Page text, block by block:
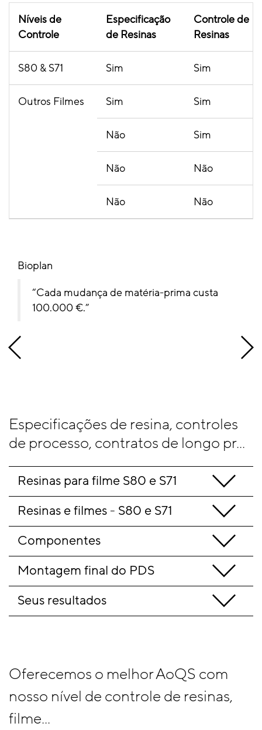
Níveis de
Controle
Especificação
de Resinas
Controle de
Resinas
S80 & S71 Sim Sim
Outros Filmes Sim Sim
Não Sim
Não Não
Não Não
Bioplan
Cada mudança de matéria-prima custa
100.000 €.
Especificações de resina, controles
de processo, contratos de longo pr...
Resinas para filme S80 e S71
Resinas e filmes - S80 e S71
Componentes
Montagem final do PDS
Seus resultados
Oferecemos o melhor AoQS com
nosso nível de controle de resinas,
filme...